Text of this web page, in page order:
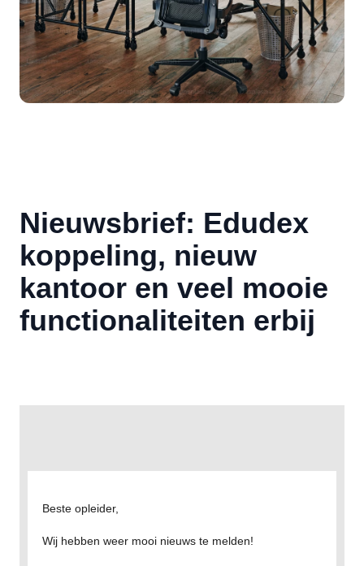
Nieuwsbrief: Edudex
koppeling, nieuw
kantoor en veel mooie
functionaliteiten erbij
Beste opleider,
Wij hebben weer mooi nieuws te melden!